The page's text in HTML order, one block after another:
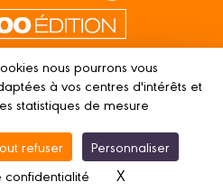
nous
partenaire
Mentions légales
Conditions
Gestion des cookies
nous pourrons vous
à vos centres d'intérêts et
statistiques de mesure
refuser
Personnaliser
confidentialité
X